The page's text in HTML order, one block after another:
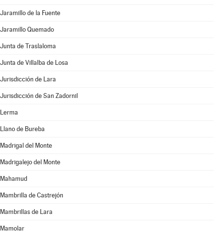
Jaramillo de la Fuente
Jaramillo Quemado
Junta de Traslaloma
Junta de Villalba de Losa
Jurisdicción de Lara
Jurisdicción de San Zadornil
Lerma
Llano de Bureba
Madrigal del Monte
Madrigalejo del Monte
Mahamud
Mambrilla de Castrejón
Mambrillas de Lara
Mamolar